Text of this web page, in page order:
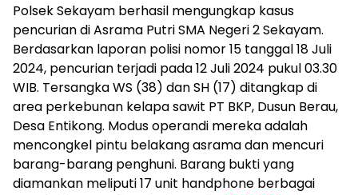
Polsek Sekayam berhasil mengungkap kasus
pencurian di Asrama Putri SMA Negeri 2 Sekayam.
Berdasarkan laporan polisi nomor 15 tanggal 18 Juli
2024, pencurian terjadi pada 12 Juli 2024 pukul 03.30
WIB. Tersangka WS (38) dan SH (17) ditangkap di
area perkebunan kelapa sawit PT BKP, Dusun Berau,
Desa Entikong. Modus operandi mereka adalah
mencongkel pintu belakang asrama dan mencuri
barang-barang penghuni. Barang bukti yang
diamankan meliputi 17 unit handphone berbagai